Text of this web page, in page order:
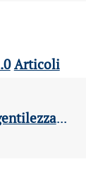
Articoli
...